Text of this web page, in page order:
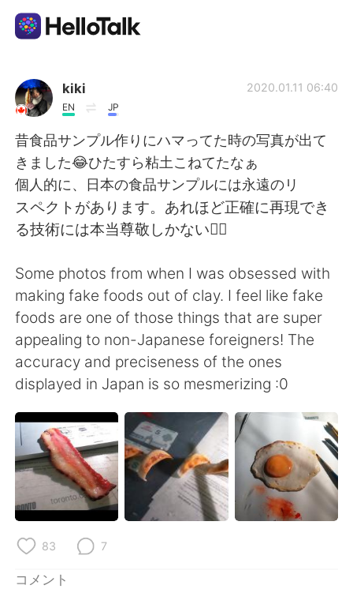
語学交換アプリ
AI Grammar Checker
日本語
English 简体中文
繁體中文 Español
العربية Français
Deutsch 한국어
Indonesia Italiano
Türkçe Tiếng Việt
kiki
EN JP
2020.01.11 06:40
昔食品サンプル作りにハマってた時の写真が出て
きました😂ひたすら粘土こねてたなぁ
個人的に、日本の食品サンプルには永遠のリ
スペクトがあります。あれほど正確に再現でき
る技術には本当尊敬しかない🤦‍♀️
Some photos from when I was obsessed with
making fake foods out of clay. I feel like fake
foods are one of those things that are super
appealing to non-Japanese foreigners! The
accuracy and preciseness of the ones
displayed in Japan is so mesmerizing :0
83 7
コメント